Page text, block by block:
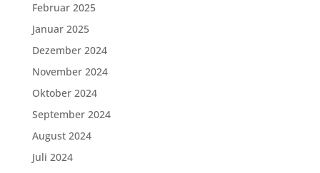
Februar 2025
Januar 2025
Dezember 2024
November 2024
Oktober 2024
September 2024
August 2024
Juli 2024